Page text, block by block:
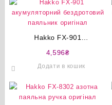
Hakko FX-901
паяльник оригінал
4,596₴
Додати в кошик